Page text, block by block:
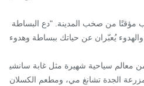
والهدوء يُعبّران عن حياتك ببساطة وهدوء."
معالم سياحية شهيرة مثل غابة سانشي
الجدة تشانغ مي، ومطعم الكسلان.